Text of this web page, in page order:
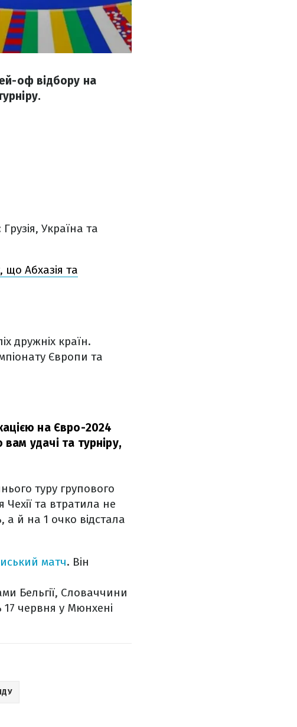
оф відбору на
Україна та
що Абхазія та
дружніх країн.
Європи та
на Євро-2024
удачі та турніру,
туру групового
та втратила не
й на 1 очко відстала
матч. Він
Бельгії, Словаччини
17 червня у Мюнхені